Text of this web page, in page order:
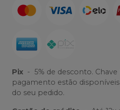
Pix - 5% de desconto.
pagamento estão
do seu pedido.